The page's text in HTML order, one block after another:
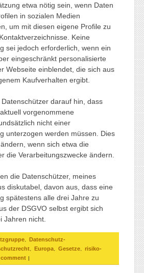
etwa nötig sein, wenn Daten
in sozialen Medien
um mit diesen eigene Profile zu
Keine
sei jedoch erforderlich, wenn ein
eingeschränkt personalisierte
Webseite einblendet, die sich aus
Kaufverhalten ergibt.
darauf hin, dass
vorgenommene
nicht einer
unterzogen werden müssen. Dies
wenn sich etwa die
die Verarbeitungszwecke ändern.
die Datenschützer, meines
diskutabel, davon aus, dass eine
spätestens alle drei Jahre zu
der DSGVO selbst ergibt sich
Jahren nicht.
,
Datenschutz-
, Europa, Gesetze, risiko-
comment |